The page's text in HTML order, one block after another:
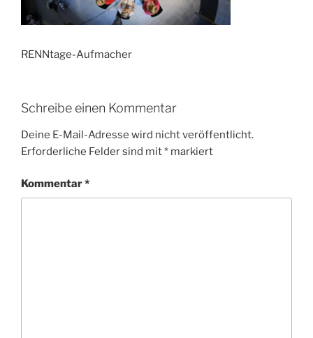
RENNtage-Aufmacher
Schreibe einen Kommentar
Deine E-Mail-Adresse wird nicht veröffentlicht.
Erforderliche Felder sind mit* markiert
Kommentar*